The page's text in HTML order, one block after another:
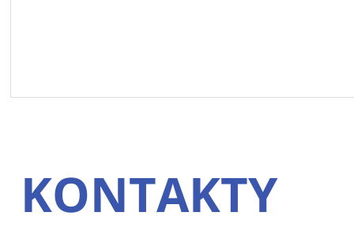
KONTAKTY